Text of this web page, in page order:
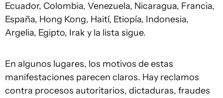
Ecuador, Colombia, Venezuela, Nicaragua, Francia,
España, Hong Kong, Haití, Etiopía, Indonesia,
Argelia, Egipto, Irak y la lista sigue.
En algunos lugares, los motivos de estas
manifestaciones parecen claros. Hay reclamos
contra procesos autoritarios, dictaduras, fraudes